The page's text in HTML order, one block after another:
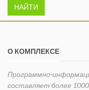
НАЙТИ
О КОМПЛЕКСЕ
Программно-
составляет более